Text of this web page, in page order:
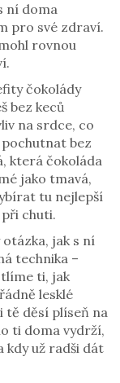
ní doma
pro své zdraví.
rovnou
čokolády
bez keců
na srdce, co
bez
která čokoláda
jako tmavá,
tu nejlepší
chuti.
otázka, jak s ní
technika –
ti, jak
lesklé
tě děsí plíseň na
ti doma vydrží,
kdy už radši dát